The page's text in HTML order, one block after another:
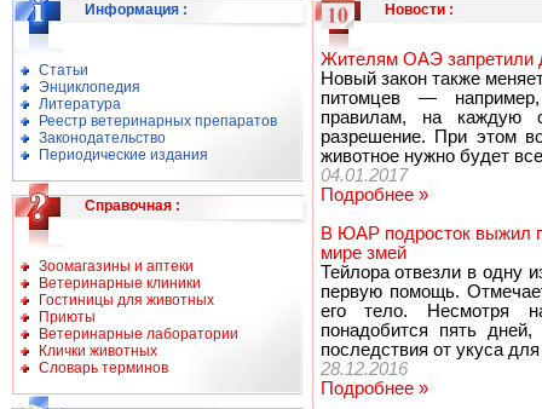
Информация :
Статьи
Энциклопедия
Литература
Реестр ветеринарных препаратов
Законодательство
Периодические издания
Справочная :
Зоомагазины и аптеки
Ветеринарные клиники
Гостиницы для животных
Приюты
Ветеринарные лаборатории
Клички животных
Словарь терминов
Новости:
Жителям ОАЭ запретили
Новый закон также
питомцев —
правилам, на каждую
разрешение. При этом
животное нужно будет
04.01.2017
Подробнее »
В ЮАР подросток выжил
мире змей
Тейлора отвезли в одну
первую помощь.
его тело. Несмотря
понадобится пять
последствия от укуса
28.12.2016
Подробнее »